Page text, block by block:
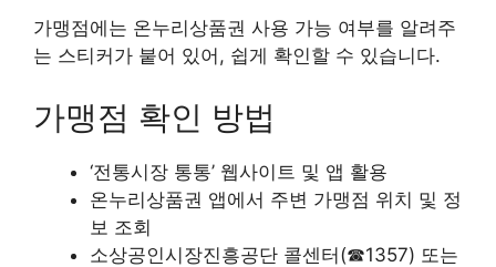
가맹점에는 온누리상품권 사용 가능 여부를 알려주
는 스티커가 붙어 있어, 쉽게 확인할 수 있습니다.
가맹점 확인 방법
‘전통시장 통통’ 웹사이트 및 앱 활용
온누리상품권 앱에서 주변 가맹점 위치 및 정
보 조회
소상공인시장진흥공단 콜센터(☎1357) 또는